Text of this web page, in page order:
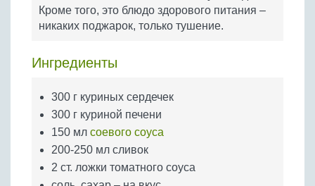
Бобовые
Яйца
Кроме того, это блюдо здорового питания –
никаких поджарок, только тушение.
Ингредиенты
300 г куриных сердечек
300 г куриной печени
150 мл соевого соуса
200-250 мл сливок
2 ст. ложки томатного соуса